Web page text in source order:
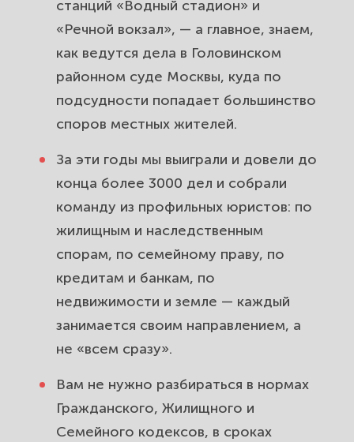
Земельные споры и дачные
вопросы для жителей района
Головинский. Защитим участок и
границы.
и ТСЖ в районе Головинский.
Заставим работать и пересчитать
долги.
Сопровождаем дело от
консультации до исполнения
решения суда в районе
Головинский.
станций «Водный стадион» и
«Речной вокзал», — а главное, знаем,
как ведутся дела в Головинском
районном суде Москвы, куда по
подсудности попадает большинство
споров местных жителей.
За эти годы мы выиграли и довели до
конца более 3000 дел и собрали
команду из профильных юристов: по
жилищным и наследственным
спорам, по семейному праву, по
кредитам и банкам, по
недвижимости и земле — каждый
занимается своим направлением, а
не «всем сразу».
Вам не нужно разбираться в нормах
Гражданского, Жилищного и
Семейного кодексов, в сроках